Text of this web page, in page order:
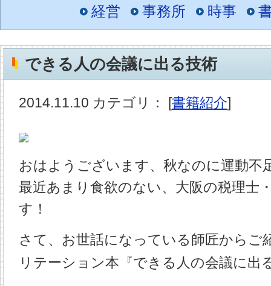
経営
事務所 時事
できる人の会議に出る技術
2014.11.10 カテゴリ： [書籍紹介]
おはようございます、秋なのに運動不
最近あまり食欲のない、大阪の税理士
す！
さて、お世話になっている師匠からご
リテーション本『できる人の会議に出